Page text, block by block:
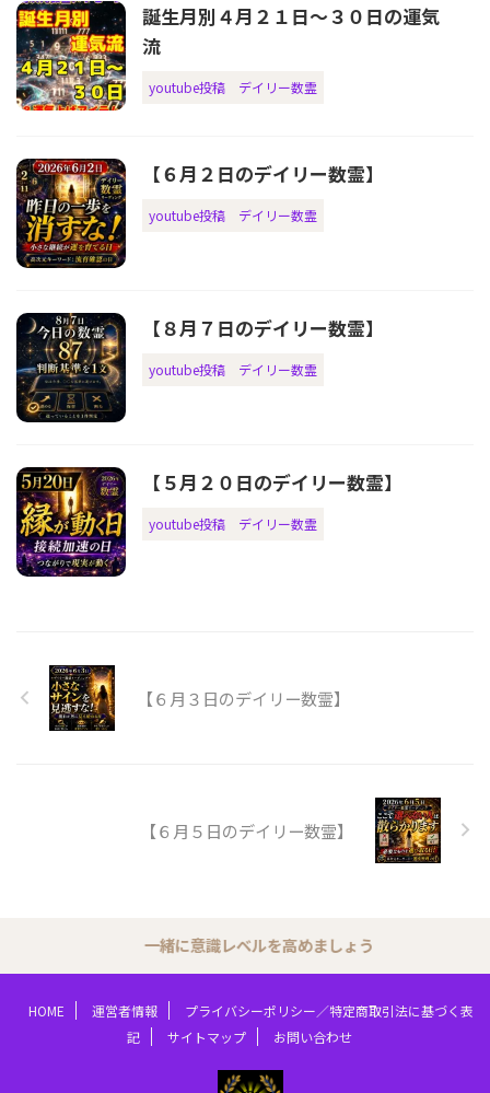
誕生月別４月２１日〜３０日の運気
流
youtube投稿 デイリー数霊
【６月２日のデイリー数霊】
youtube投稿 デイリー数霊
【８月７日のデイリー数霊】
youtube投稿 デイリー数霊
【５月２０日のデイリー数霊】
youtube投稿 デイリー数霊
【６月３日のデイリー数霊】
【６月５日のデイリー数霊】
一緒に意識レベルを高めましょう
HOME 運営者情報
プライバシーポリシー／特定商取引法に基づく表
記
サイトマップ お問い合わせ